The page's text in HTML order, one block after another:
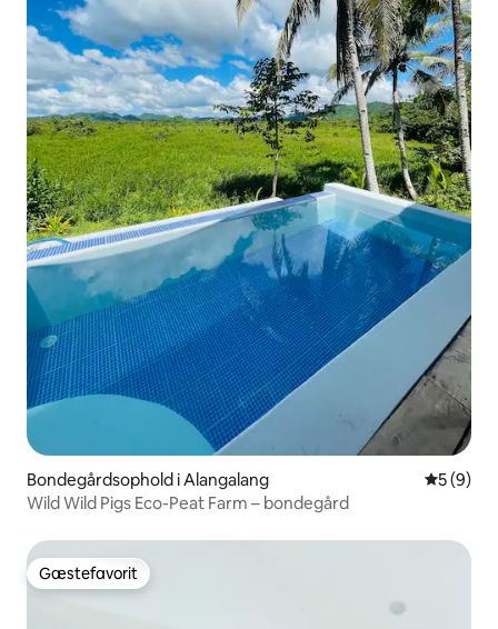
Bondegårdsophold i Alangalang 5 ud af 5
5 (9)
Wild Wild Pigs Eco-Peat Farm – bondegård
Gæstefavorit
Gæstefavorit